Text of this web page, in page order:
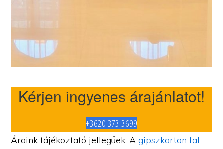
Kérjen ingyenes árajánlatot!
+3620 373 3699
Áraink tájékoztató jellegűek. Agipszkarton fal